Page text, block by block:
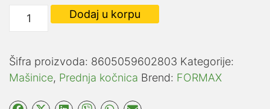
FLAME
1004
Dodaj u korpu
Šifra proizvoda: 8605059602803 Kategorije:
Mašinice, Prednja kočnica Brend: FORMAX